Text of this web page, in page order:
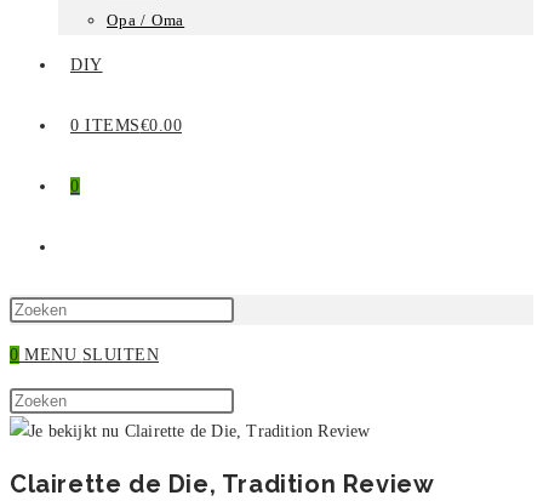
Opa / Oma
DIY
0 ITEMS€0.00
0
ZOEKEN
het
te
0 MENU SLUITEN
Zoek
op
site
op
om
Clairette de Die, Tradition Review